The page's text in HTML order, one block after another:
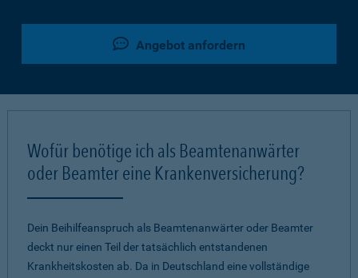
Angebot anfordern
Wofür benötige ich als Beamtenanwärter
oder Beamter eine Krankenversicherung?
Dein Beihilfeanspruch als Beamtenanwärter oder Beamter
deckt nur einen Teil der tatsächlich entstandenen
Krankheitskosten ab. Da in Deutschland eine vollständige